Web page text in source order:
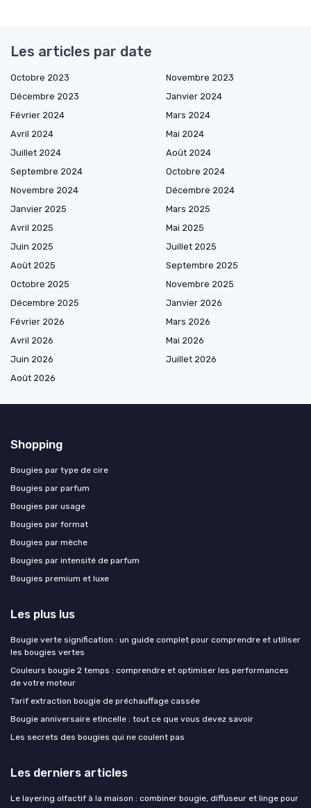
Les articles par date
Octobre 2023
Novembre 2023
Décembre 2023
Janvier 2024
Février 2024
Mars 2024
Avril 2024
Mai 2024
Juillet 2024
Août 2024
Septembre 2024
Octobre 2024
Novembre 2024
Décembre 2024
Janvier 2025
Mars 2025
Avril 2025
Mai 2025
Juin 2025
Juillet 2025
Août 2025
Septembre 2025
Octobre 2025
Novembre 2025
Décembre 2025
Janvier 2026
Février 2026
Mars 2026
Avril 2026
Mai 2026
Juin 2026
Juillet 2026
Août 2026
Shopping
Bougies par type de cire
Bougies par parfum
Bougies par usage
Bougies par format
Bougies par mèche
Bougies par intensité de parfum
Bougies premium et luxe
Les plus lus
Bougie verte signification : un guide complet pour comprendre et utiliser
les bougies vertes
Couleurs bougie 2 temps : comprendre et optimiser les performances
de votre moteur
Tarif extraction bougie de préchauffage cassée
Bougie anniversaire etincelle : tout ce que vous devez savoir
Les secrets des bougies qui ne coulent pas
Les derniers articles
Le layering olfactif à la maison : combiner bougie, diffuseur et linge pour